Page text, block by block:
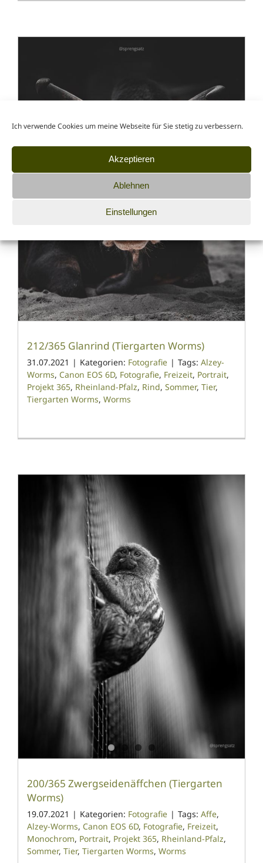
Ich verwende Cookies um meine Webseite für Sie stetig zu verbessern.
Akzeptieren
Ablehnen
Einstellungen
212/365 Glanrind (Tiergarten Worms)
31.07.2021 | Kategorien: Fotografie | Tags: Alzey-
Worms, Canon EOS 6D, Fotografie, Freizeit, Portrait,
Projekt 365, Rheinland-Pfalz, Rind, Sommer, Tier,
Tiergarten Worms, Worms
200/365 Zwergseidenäffchen (Tiergarten
Worms)
19.07.2021 | Kategorien: Fotografie | Tags: Affe,
Alzey-Worms, Canon EOS 6D, Fotografie, Freizeit,
Monochrom, Portrait, Projekt 365, Rheinland-Pfalz,
Sommer, Tier, Tiergarten Worms, Worms